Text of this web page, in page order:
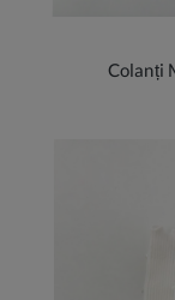
Colanți